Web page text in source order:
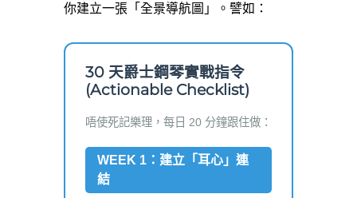
你建立一張「全景導航圖」。譬如：
30 天爵士鋼琴實戰指令
(Actionable Checklist)
唔使死記樂理，每日 20 分鐘跟住做：
WEEK 1：建立「耳心」連
結